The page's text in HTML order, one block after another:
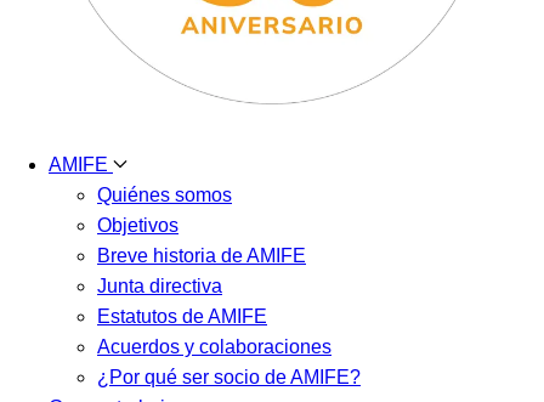
AMIFE
Quiénes somos
Objetivos
Breve historia de AMIFE
Junta directiva
Estatutos de AMIFE
Acuerdos y colaboraciones
¿Por qué ser socio de AMIFE?